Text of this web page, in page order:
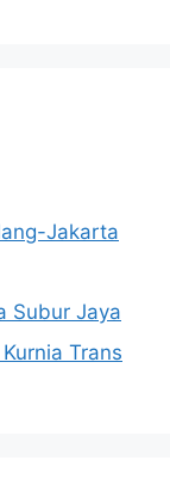
Jakarta
Subur Jaya
Trans